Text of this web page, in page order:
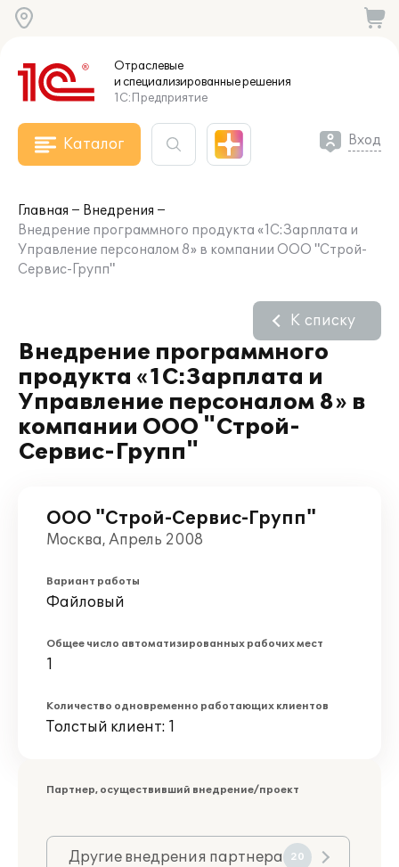
Отраслевые
и специализированныерешения
1С:Предприятие
Каталог Вход
Главная
Внедрения
Внедрение программного продукта «1С:Зарплата и
Управление персоналом 8» в компании ООО "Строй-
Сервис-Групп"
Внедрение программного
продукта «1С:Зарплата и
Управление персоналом 8» в
компании ООО "Строй-
Сервис-Групп"
К списку
ООО "Строй-Сервис-Групп"
Москва, Апрель 2008
Вариант работы
Файловый
Общее число автоматизированных рабочих мест
1
Количество одновременно работающих клиентов
Толстый клиент: 1
Партнер, осуществивший внедрение/проект
Другие внедрения партнера 20